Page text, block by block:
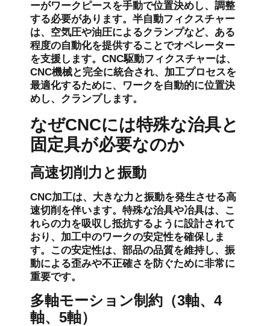
ーがワークピースを手動で位置決めし、調整
する必要があります。半自動フィクスチャー
は、空気圧や油圧によるクランプなど、ある
程度の自動化を提供することでオペレーター
を支援します。CNC駆動フィクスチャーは、
CNC機械と完全に統合され、加工プロセスを
最適化するために、ワークを自動的に位置決
めし、クランプします。
なぜCNCには特殊な治具と
固定具が必要なのか
高速切削力と振動
CNC加工は、大きな力と振動を発生させる高
速切削を伴います。特殊な治具や冶具は、こ
れらの力を吸収し抵抗するように設計されて
おり、加工中のワークの安定性を確保しま
す。この安定性は、部品の品質を維持し、振
動による歪みや不正確さを防ぐために非常に
重要です。
多軸モーション制約（3軸、4
軸、5軸）